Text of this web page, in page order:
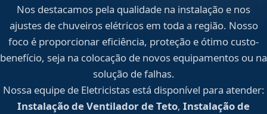
Nos destacamos pela qualidade na instalação e nos
ajustes de chuveiros elétricos em toda a região. Nosso
foco é proporcionar eficiência, proteção e ótimo custo-
benefício, seja na colocação de novos equipamentos ou na
solução de falhas.
Nossa equipe de Eletricistas está disponível para atender:
Instalação de Ventilador de Teto, Instalação de